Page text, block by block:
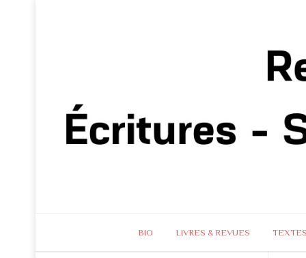
BIO LIVRES & REVUES